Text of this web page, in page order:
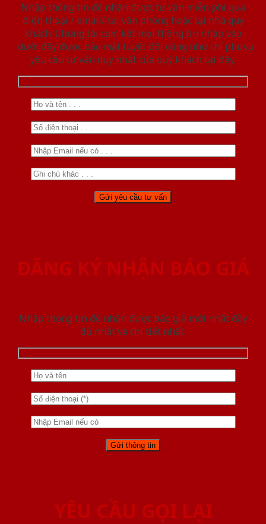
Nhập thông tin để nhận được tư vấn miễn phí qua
điện thoại / email/ tại văn phòng hoặc tại nhà quý
khách. Chúng tôi cam kết mọi thông tin nhập vào
dưới đây được bảo mật tuyệt đối cũng như chỉ phục vụ
yêu cầu tư vấn duy nhất của quý khách tại đây.
ĐĂNG KÝ NHẬN BÁO GIÁ
Nhập thông tin để nhận được báo giá mới nhât đầy
đủ nhất và chi tiết nhất.
YÊU CẦU GỌI LẠI